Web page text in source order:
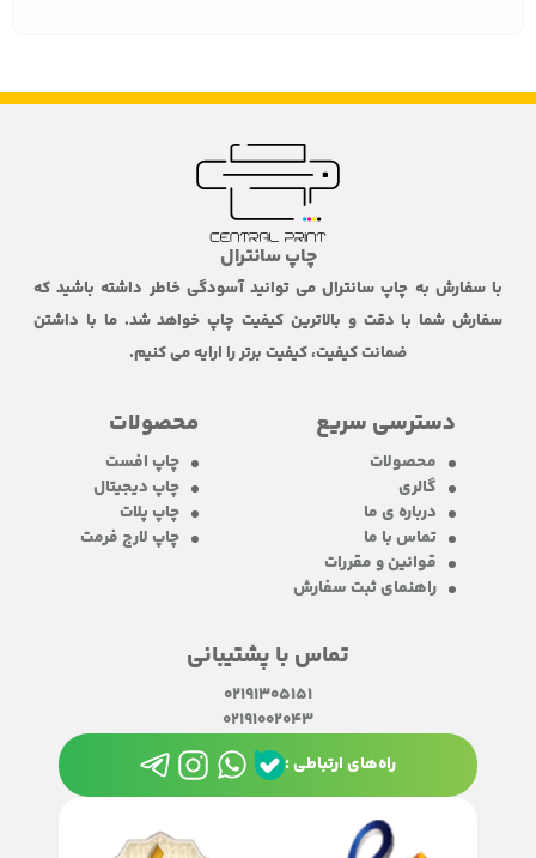
چاپ سانترال
با سفارش به چاپ سانترال می توانید آسودگی خاطر داشته باشید که
سفارش شما با دقت و بالاترین کیفیت چاپ خواهد شد. ما با داشتن
ضمانت کیفیت، کیفیت برتر را ارایه می کنیم.
دسترسی سریع
محصولات
گالری
درباره ی ما
تماس با ما
قوانین و مقررات
راهنمای ثبت سفارش
محصولات
چاپ افست
چاپ دیجیتال
چاپ پلات
چاپ لارج فرمت
تماس با پشتیبانی
02191305151
02191002043
راه‌های ارتباطی :